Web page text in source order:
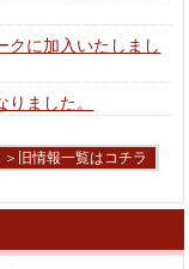
クに加入いたしまし
ました。
＞旧情報一覧はコチラ